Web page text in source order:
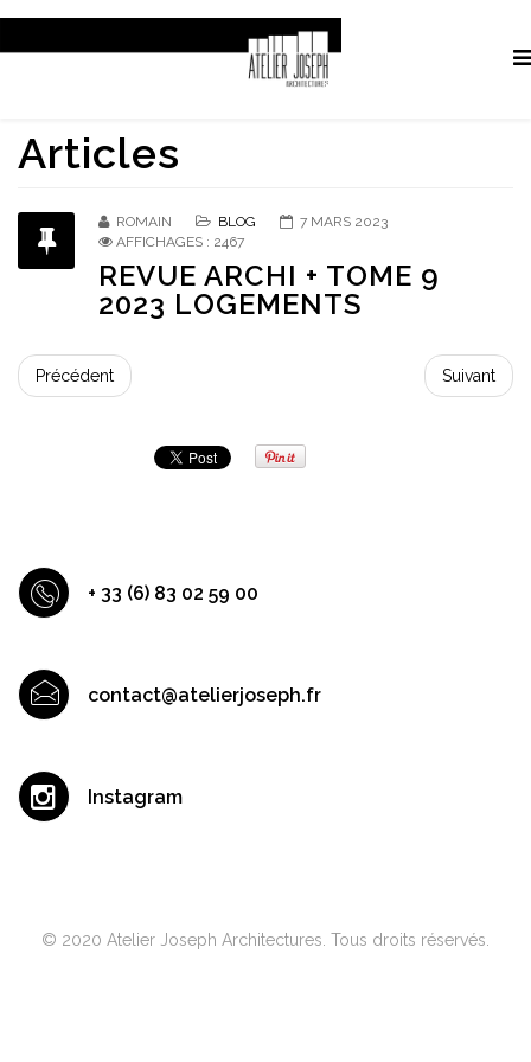
Articles
ROMAIN BLOG
7 MARS 2023
AFFICHAGES : 2467
REVUE ARCHI + TOME 9
2023 LOGEMENTS
Précédent Suivant
+ 33 (6) 83 02 59 00
contact@atelierjoseph.fr
Instagram
© 2020 Atelier Joseph Architectures. Tous droits réservés.